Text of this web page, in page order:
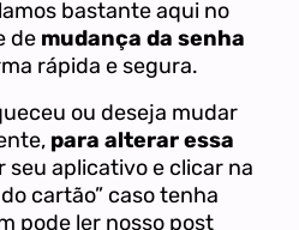
bastante aqui no
de mudança da senha
rápida e segura.
ou deseja mudar
para alterar essa
seu aplicativo e clicar na
cartão” caso tenha
pode ler nosso post